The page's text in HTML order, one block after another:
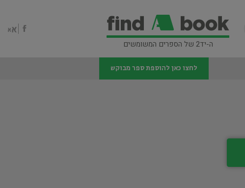
ה-יד2 של הספרים המשומשים
לחצו כאן להוספת ספר מבוקש